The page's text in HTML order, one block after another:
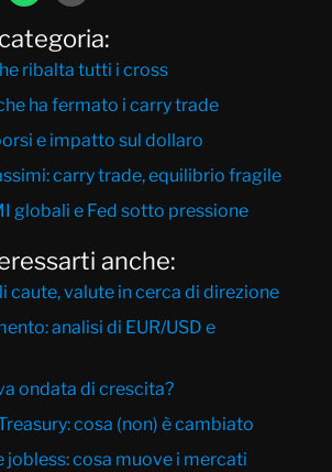
ribalta tutti i cross
ha fermato i carry trade
e impatto sul dollaro
carry trade, equilibrio fragile
globali e Fed sotto pressione
anche:
caute, valute in cerca di direzione
analisi di EUR/USD e
ondata di crescita?
cosa (non) è cambiato
jobless: cosa muove i mercati